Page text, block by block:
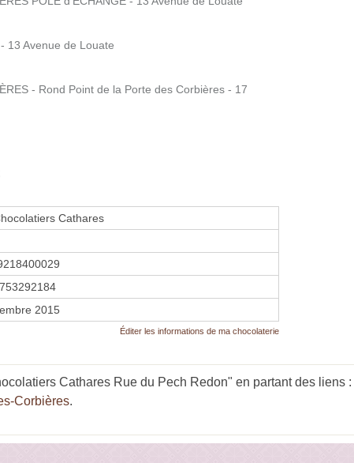
13 Avenue de Louate
- Rond Point de la Porte des Corbières - 17
Cathares
2015
Éditer les informations de ma chocolaterie
Cathares Rue du Pech Redon" en partant des liens :
Corbières.